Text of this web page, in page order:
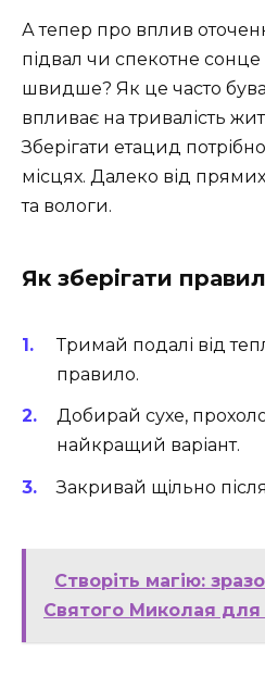
А тепер про вплив
підвал чи спекотне сонце
швидше? Як це часто
впливає на тривалість
Зберігати етацид
місцях. Далеко від
та вологи.
Як зберігати
Тримай подалі від
правило.
Добирай сухе,
найкращий варіант.
Закривай щільно
Створіть магію:
Святого Миколая